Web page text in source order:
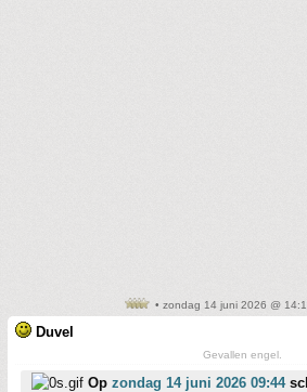
• zondag 14 juni 2026 @
Duvel
Gevallen engel.
Op zondag 14 juni 2026 09:44